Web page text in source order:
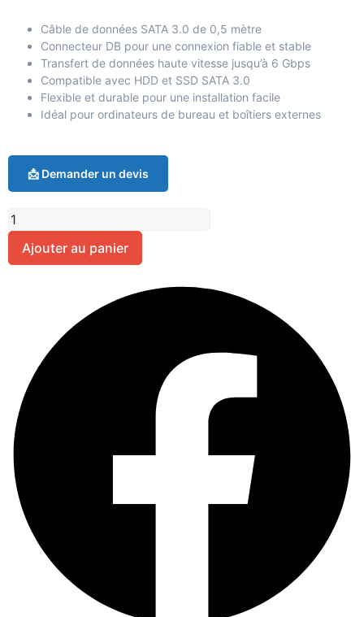
Câble de données SATA 3.0 de 0,5 mètre
Connecteur DB pour une connexion fiable et stable
Transfert de données haute vitesse jusqu’à 6 Gbps
Compatible avec HDD et SSD SATA 3.0
Flexible et durable pour une installation facile
Idéal pour ordinateurs de bureau et boîtiers externes
📩 Demander un devis
Ajouter au panier